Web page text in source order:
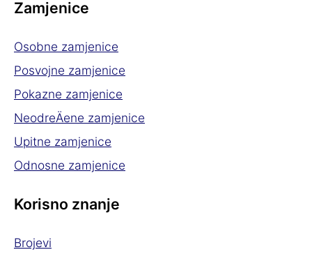
Zamjenice
Osobne zamjenice
Posvojne zamjenice
Pokazne zamjenice
NeodreÄene zamjenice
Upitne zamjenice
Odnosne zamjenice
Korisno znanje
Brojevi